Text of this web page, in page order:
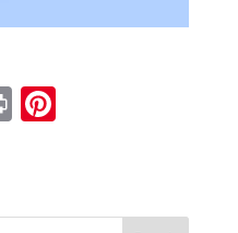
Pr Pi
es